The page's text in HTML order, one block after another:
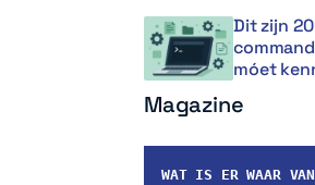
Dit zijn
móet
Magazine
WAT IS ER WAAR